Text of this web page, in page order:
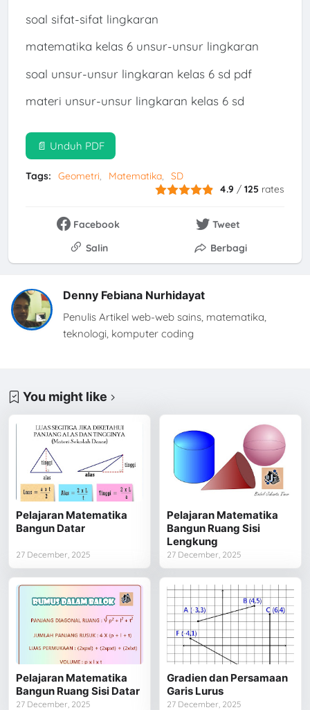
soal sifat-sifat lingkaran
matematika kelas 6 unsur-unsur lingkaran
soal unsur-unsur lingkaran kelas 6 sd pdf
materi unsur-unsur lingkaran kelas 6 sd
📄 Unduh PDF
Tags: Geometri Matematika
SD
4.9 /125 rates
Facebook
Tweet
Salin
Berbagi
Denny Febiana Nurhidayat
Penulis Artikel web-web sains, matematika,
teknologi, komputer coding
You might like
Pelajaran Matematika
Bangun Datar
27 December, 2025
Pelajaran Matematika
Bangun Ruang Sisi
Lengkung
27 December, 2025
Pelajaran Matematika
Bangun Ruang Sisi Datar
27 December, 2025
Gradien dan Persamaan
Garis Lurus
27 December, 2025